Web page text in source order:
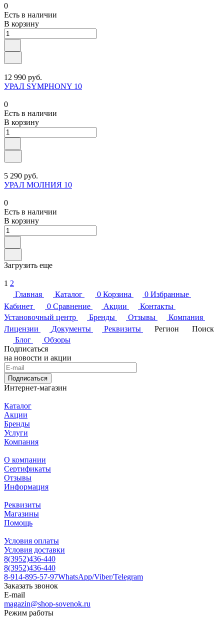
0
Есть в наличии
В корзину
12 990 руб.
УРАЛ SYMPHONY 10
0
Есть в наличии
В корзину
5 290 руб.
УРАЛ МОЛНИЯ 10
0
Есть в наличии
В корзину
Загрузить еще
1 2
Главная
Каталог 0 Корзина 0 Избранные
Кабинет
0 Сравнение Акции
Контакты
Установочный центр
Бренды Отзывы
Компания
Лицензии
Документы Реквизиты Регион
Поиск
Блог
Обзоры
Подписаться
на новости и акции
Подписаться
Интернет-магазин
Каталог
Акции
Бренды
Услуги
Компания
О компании
Сертификаты
Отзывы
Информация
Реквизиты
Магазины
Помощь
Условия оплаты
Условия доставки
8(3952)436-440
8(3952)436-440
8-914-895-57-97WhatsApp/Viber/Telegram
Заказать звонок
E-mail
magazin@shop-sovenok.ru
Режим работы